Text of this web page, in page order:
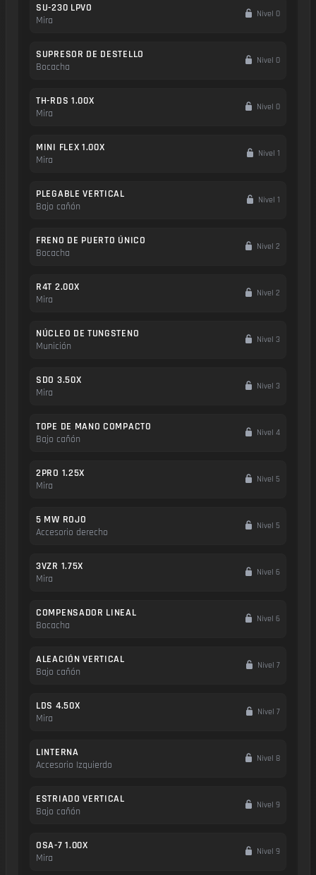
SU-230 LPVO
Mira
Nivel 0
SUPRESOR DE DESTELLO
Bocacha
Nivel 0
TH-RDS 1.00X
Mira
Nivel 0
MINI FLEX 1.00X
Mira
Nivel 1
PLEGABLE VERTICAL
Bajo cañón
Nivel 1
FRENO DE PUERTO ÚNICO
Bocacha
Nivel 2
R4T 2.00X
Mira
Nivel 2
NÚCLEO DE TUNGSTENO
Munición
Nivel 3
SDO 3.50X
Mira
Nivel 3
TOPE DE MANO COMPACTO
Bajo cañón
Nivel 4
2PRO 1.25X
Mira
Nivel 5
5 MW ROJO
Accesorio derecho
Nivel 5
3VZR 1.75X
Mira
Nivel 6
COMPENSADOR LINEAL
Bocacha
Nivel 6
ALEACIÓN VERTICAL
Bajo cañón
Nivel 7
LDS 4.50X
Mira
Nivel 7
LINTERNA
Accesorio Izquierdo
Nivel 8
ESTRIADO VERTICAL
Bajo cañón
Nivel 9
OSA-7 1.00X
Mira
Nivel 9